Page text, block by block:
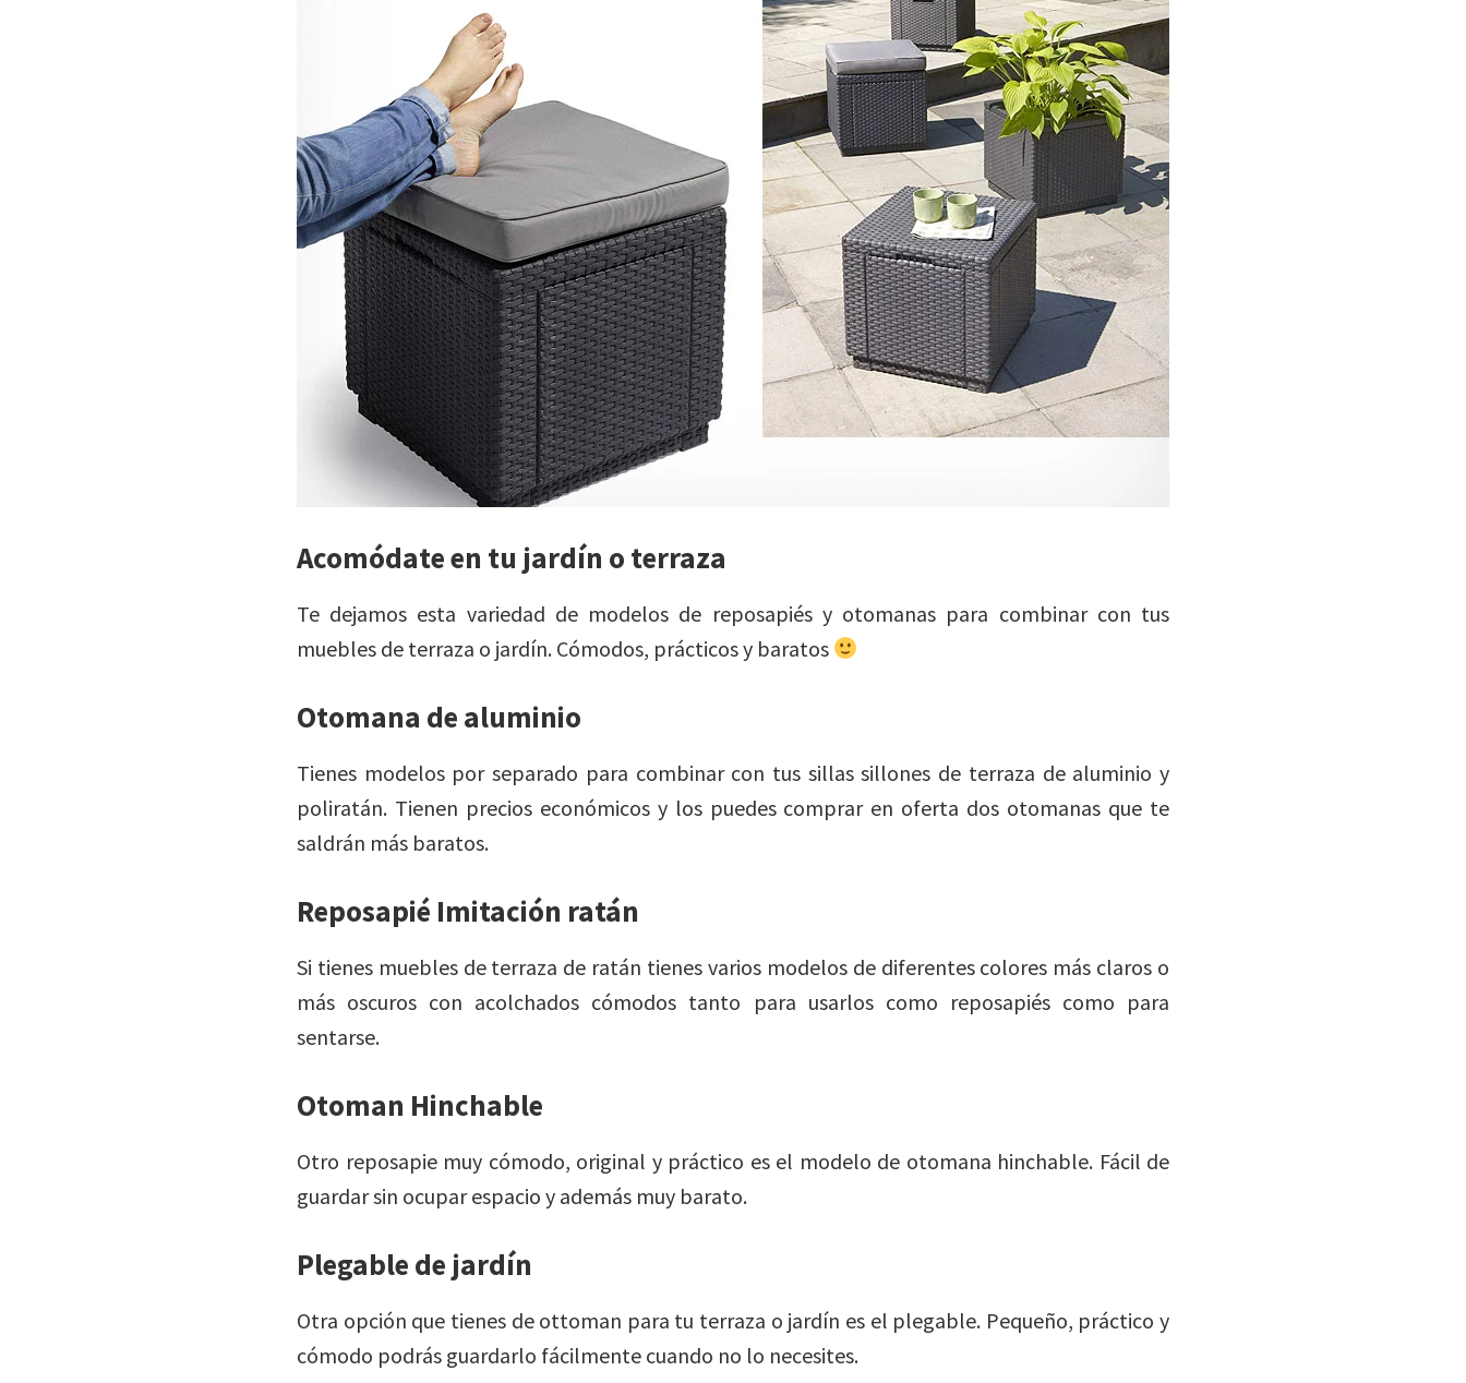
Acomódate en tu jardín o terraza
Te dejamos esta variedad de modelos de reposapiés y otomanas para combinar con tus
muebles de terraza o jardín. Cómodos, prácticos y baratos
Otomana de aluminio
Tienes modelos por separado para combinar con tus sillas sillones de terraza de aluminio y
poliratán. Tienen precios económicos y los puedes comprar en oferta dos otomanas que te
saldrán más baratos.
Reposapié Imitación ratán
Si tienes muebles de terraza de ratán tienes varios modelos de diferentes colores más claros o
más oscuros con acolchados cómodos tanto para usarlos como reposapiés como para
sentarse.
Otoman Hinchable
Otro reposapie muy cómodo, original y práctico es el modelo de otomana hinchable. Fácil de
guardar sin ocupar espacio y además muy barato.
Plegable de jardín
Otra opción que tienes de ottoman para tu terraza o jardín es el plegable. Pequeño, práctico y
cómodo podrás guardarlo fácilmente cuando no lo necesites.